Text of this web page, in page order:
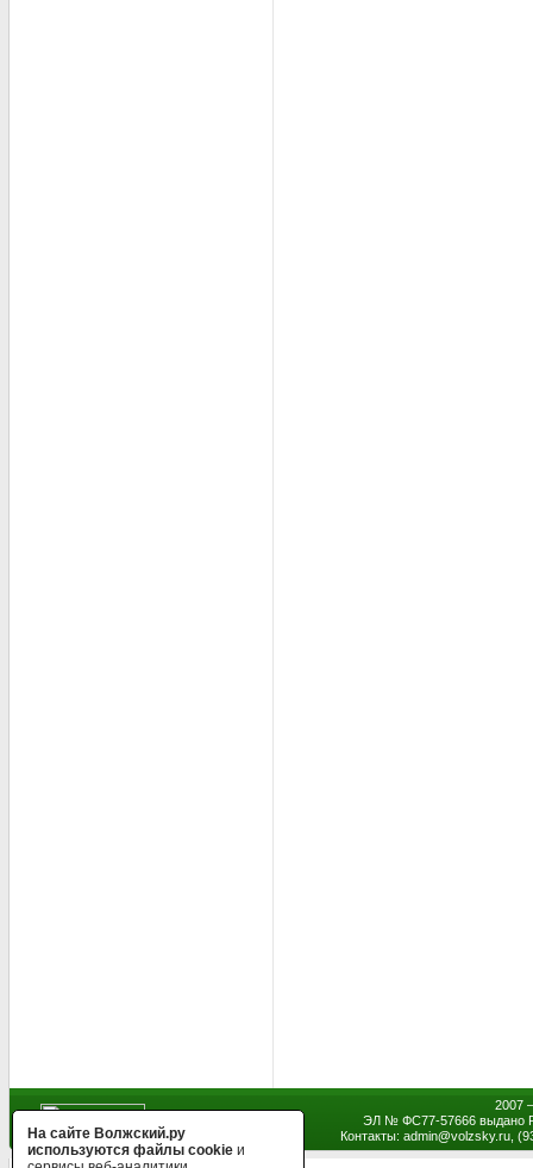
2007
ЭЛ № ФС77-57666 выдано
Контакты: admin@volzsky.ru,
На сайте Волжский.ру
используются файлы cookie и